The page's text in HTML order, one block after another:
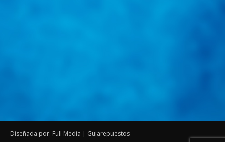
Diseñada por: Full Media | Guiarepuestos